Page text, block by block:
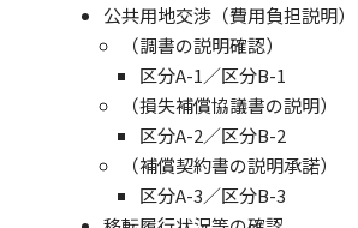
公共用地交渉（費用負担説明）
（調書の説明確認）
区分A-1／区分B-1
（損失補償協議書の説明）
区分A-2／区分B-2
（補償契約書の説明承諾）
区分A-3／区分B-3